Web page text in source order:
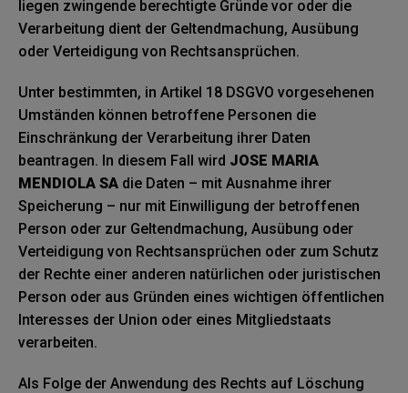
liegen zwingende berechtigte Gründe vor oder die
Verarbeitung dient der Geltendmachung, Ausübung
oder Verteidigung von Rechtsansprüchen.
Unter bestimmten, in Artikel 18 DSGVO vorgesehenen
Umständen können betroffene Personen die
Einschränkung der Verarbeitung ihrer Daten
beantragen. In diesem Fall wird JOSE MARIA
MENDIOLA SA die Daten – mit Ausnahme ihrer
Speicherung – nur mit Einwilligung der betroffenen
Person oder zur Geltendmachung, Ausübung oder
Verteidigung von Rechtsansprüchen oder zum Schutz
der Rechte einer anderen natürlichen oder juristischen
Person oder aus Gründen eines wichtigen öffentlichen
Interesses der Union oder eines Mitgliedstaats
verarbeiten.
Als Folge der Anwendung des Rechts auf Löschung